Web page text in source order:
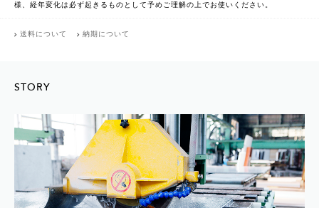
様、経年変化は必ず起きるものとして予めご理解の上でお使いください。
送料について 納期について
STORY